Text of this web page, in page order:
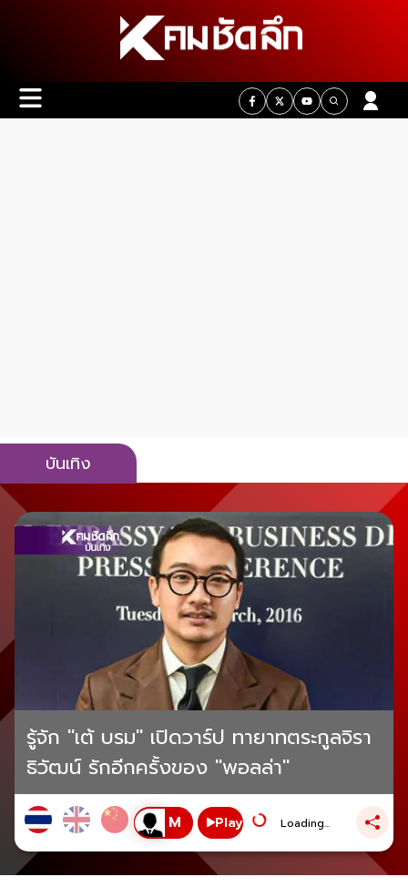
บันเทิง
รู้จัก "เต้ บรม" เปิดวาร์ป ทายาทตระกูลจิรา
ธิวัฒน์ รักอีกครั้งของ "พอลล่า"
Play Loading...